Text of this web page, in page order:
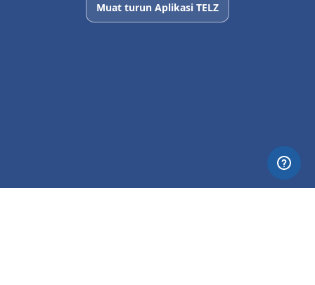
Muat turun Aplikasi TELZ